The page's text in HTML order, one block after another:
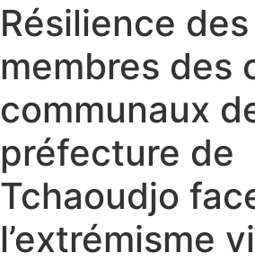
Résilience
membres des
communaux
préfecture de
Tchaoudjo
l’extrémisme